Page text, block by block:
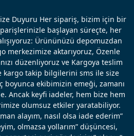
Duyuru Her sipariş, bizim için bir
başlayan süreçte, her
Ürününüzü depomuzdan
merkezimize aktarıyoruz, Özenle
düzenliyoruz ve Kargoya teslim
kargo takip bilgilerini sms ile size
boyunca ekibimizin emeği, zamanı
Ancak keyfi iadeler, hem bize hem
olumsuz etkiler yaratabiliyor.
alayım, nasıl olsa iade ederim”
olmazsa yollarım” düşüncesi,